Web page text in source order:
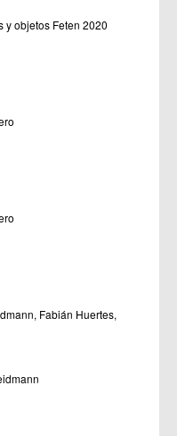
y objetos Feten 2020
Fabián Huertes,